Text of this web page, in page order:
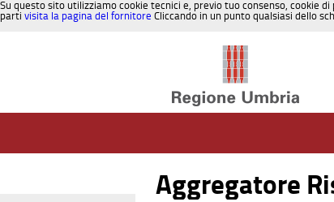
Su questo sito utilizziamo cookie tecnici e, previo tuo consenso, cookie
parti visita la pagina del fornitore Cliccando in un punto qualsiasi dello
Aggregatore